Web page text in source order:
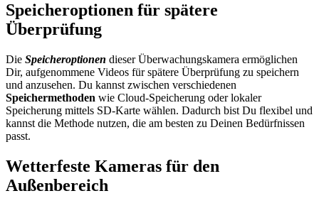
Speicheroptionen für spätere
Überprüfung
Die Speicheroptionen dieser Überwachungskamera ermöglichen
Dir, aufgenommene Videos für spätere Überprüfung zu speichern
und anzusehen. Du kannst zwischen verschiedenen
Speichermethoden wie Cloud-Speicherung oder lokaler
Speicherung mittels SD-Karte wählen. Dadurch bist Du flexibel und
kannst die Methode nutzen, die am besten zu Deinen Bedürfnissen
passt.
Wetterfeste Kameras für den
Außenbereich